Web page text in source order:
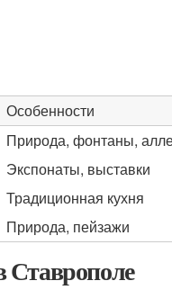
Особенности
Природа, фонтаны,
Экспонаты, выставки
Традиционная кухня
Природа, пейзажи
Ставрополе